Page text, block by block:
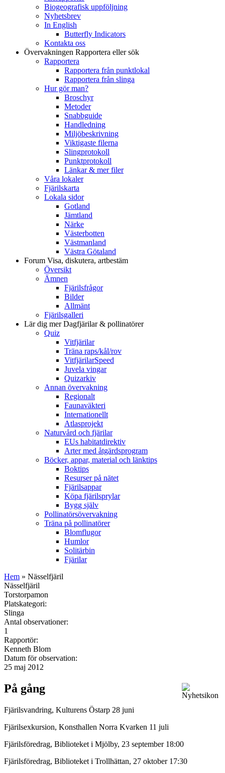
Biogeografisk uppföljning
Nyhetsbrev
In English
Butterfly Indicators
Kontakta oss
Övervakningen Rapportera eller sök
Rapportera
Rapportera från punktlokal
Rapportera från slinga
Hur gör man?
Broschyr
Metoder
Snabbguide
Handledning
Miljöbeskrivning
Viktigaste filerna
Slingprotokoll
Punktprotokoll
Länkar & mer filer
Våra lokaler
Fjärilskarta
Lokala sidor
Gotland
Jämtland
Närke
Västerbotten
Västmanland
Västra Götaland
Forum Visa, diskutera, artbestäm
Översikt
Ämnen
Fjärilsfrågor
Bilder
Allmänt
Fjärilsgalleri
Lär dig merDagfjärilar & pollinatörer
Quiz
Vitfjärilar
Träna raps/kål/rov
VitfjärilarSpeed
Juvela vingar
Quizarkiv
Annan övervakning
Regionalt
Faunaväkteri
Internationellt
Atlasprojekt
Naturvård och fjärilar
EUs habitatdirektiv
Arter med åtgärdsprogram
Böcker, appar, material och länktips
Boktips
Resurser på nätet
Fjärilsappar
Köpa fjärilsprylar
Bygg själv
Pollinatörsövervakning
Träna på pollinatörer
Blomflugor
Humlor
Solitärbin
Fjärilar
Hem » Nässelfjäril
Nässelfjäril
Torstorpamon
Platskategori:
Slinga
Antal observationer:
1
Rapportör:
Kenneth Blom
Datum för observation:
25 maj 2012
På gång
Fjärilsvandring, Kulturens Östarp 28 juni
Fjärilsexkursion, Konsthallen Norra Kvarken 11 juli
Fjärilsföredrag, Biblioteket i Mjölby, 23 september 18:00
Fjärilsföredrag, Biblioteket i Trollhättan, 27 oktober 17:30